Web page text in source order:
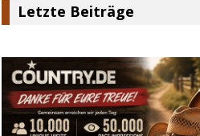
Letzte Beiträge